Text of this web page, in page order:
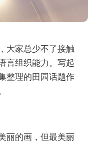
大家总少不了接触
言组织能力。写起
整理的田园话题作
丽的画，但最美丽